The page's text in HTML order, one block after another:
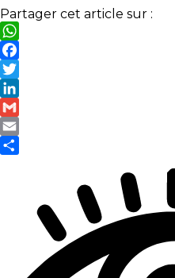
Partager cet article sur :
WhatsApp
Facebook
Twitter
LinkedIn
Gmail
Email